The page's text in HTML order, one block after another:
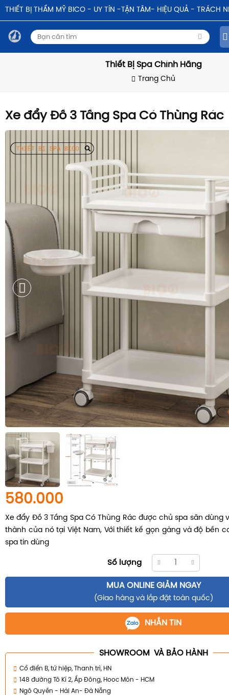
THIẾT BỊ THẨM MỸ BICO - UY TÍN -TẬN TÂM- HIỆU QUẢ - TRÁCH
Thiết Bị Spa Chính Hãng
Trang Chủ
Xe đẩy Đồ 3 Tầng Spa Có Thùng Rác
580.000
Xe đẩy Đồ 3 Tầng Spa Có Thùng Rác được chủ spa săn dùng
thành của nó tại Việt Nam, Với thiết kế gọn gàng và độ bền
spa tin dùng
Số lượng
MUA ONLINE GIẢM NGAY
(Giao hàng và lắp đặt toàn quốc)
NHẮN TIN
SHOWROOM VÀ BẢO HÀNH
Cổ điển B, tứ hiệp, Thanh trì, HN
148 đường Tô Kí 2, Ấp Đông, Hooc Môn - HCM
Ngô Quyền - Hải An- Đà Nẵng